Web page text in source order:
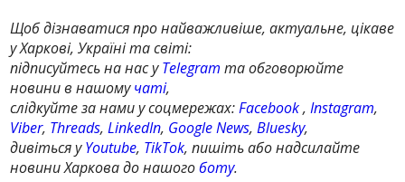
Щоб дізнаватися про найважливіше, актуальне, цікаве
у Харкові, Україні та світі:
підписуйтесь на нас уTelegram та обговорюйте
новини в нашомучаті,
слідкуйте за нами у соцмережах:Facebook,Instagram,
Viber, Threads,LinkedIn, Google News,Bluesky,
дивіться уYoutube, TikTok, пишіть або надсилайте
новини Харкова до нашогоботу.